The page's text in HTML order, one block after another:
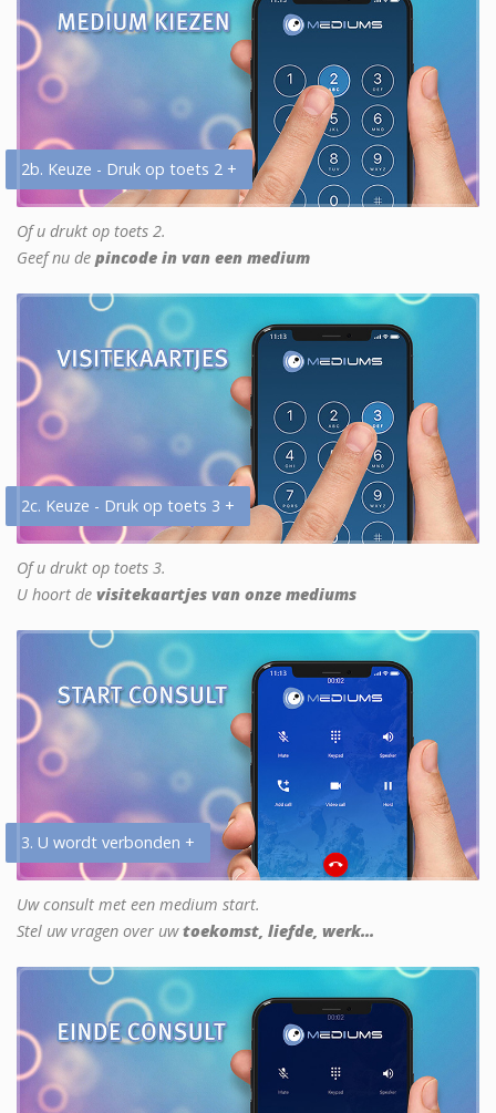
2b. Keuze - Druk op toets 2 +
Of u drukt op toets 2.
Geef nu de pincode in van een medium
2c. Keuze - Druk op toets 3 +
Of u drukt op toets 3.
U hoort de visitekaartjes van onze mediums
3. U wordt verbonden +
Uw consult met een medium start.
Stel uw vragen over uwtoekomst, liefde, werk...